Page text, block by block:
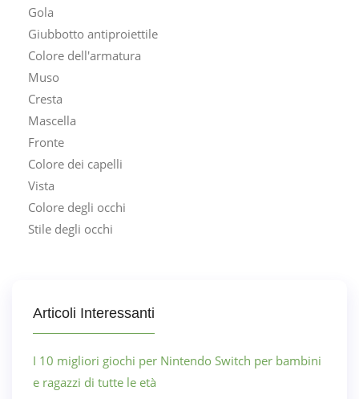
Gola
Giubbotto antiproiettile
Colore dell'armatura
Muso
Cresta
Mascella
Fronte
Colore dei capelli
Vista
Colore degli occhi
Stile degli occhi
Articoli Interessanti
I 10 migliori giochi per Nintendo Switch per bambini
e ragazzi di tutte le età